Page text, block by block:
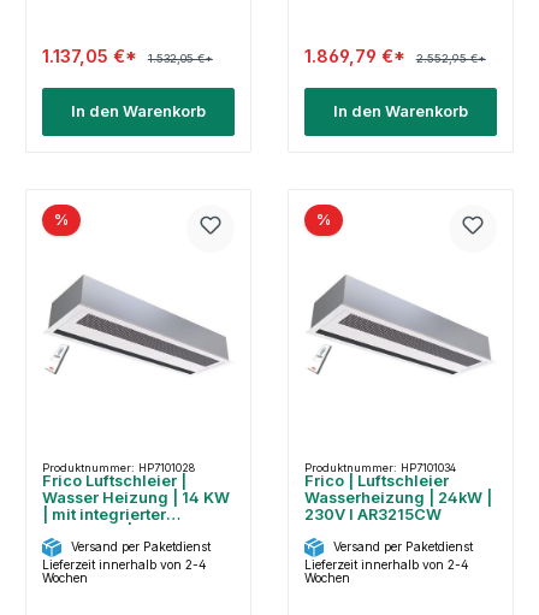
1.137,05 €* 1.532,05 €*
In den Warenkorb
1.869,79 €* 2.552,95 €*
In den Warenkorb
%
Produktnummer: HP7101028
Frico Luftschleier |
Wasser Heizung | 14 KW
| mit integrierter
Versand per Paketdienst
Lieferzeit innerhalb von 2-4
Wochen
%
Produktnummer: HP7101034
Frico | Luftschleier
Wasserheizung | 24kW |
230V I AR3215CW
Versand per Paketdienst
Lieferzeit innerhalb von 2-4
Wochen